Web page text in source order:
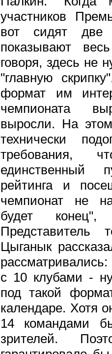
участников
вот сидят две
показывают
говоря, здесь не
"главную
формат им
чемпионата
выросли. На
технически
требования,
единственный
рейтинга и
чемпионат не
будет
Представитель
Цыганык
с 10 клубами -
под такой
календаре. Хотя
14 командами
зрителей.